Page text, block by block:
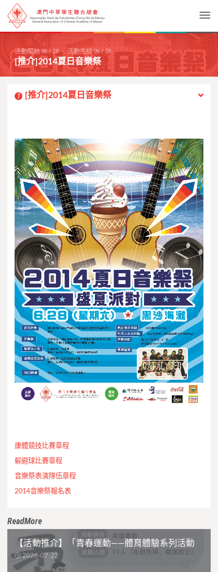
活動開始 06/28 活動完結 06/28
[推介]2014夏日音樂祭
1 [推介]2014夏日音樂祭
康體競技比賽章程
躲避球比賽章程
音樂祭表演隊伍章程
2014音樂祭報名表
ReadMore
【活動推介】「青春運動——體育體驗系列活動
2026-07-22